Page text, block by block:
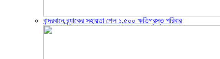
বান্দরবানে ব্র্যাকের সহায়তা পেল ১,৫০০ ক্ষতিগ্রস্ত পরিবার